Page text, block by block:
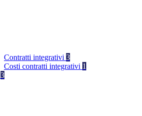
Contratti integrativi 3
Costi contratti integrativi 1
3